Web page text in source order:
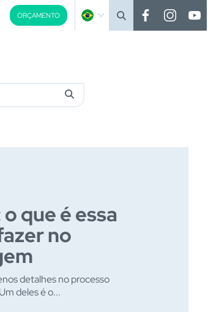
ORÇAMENTO
que é essa
no
detalhes no processo
deles é o...